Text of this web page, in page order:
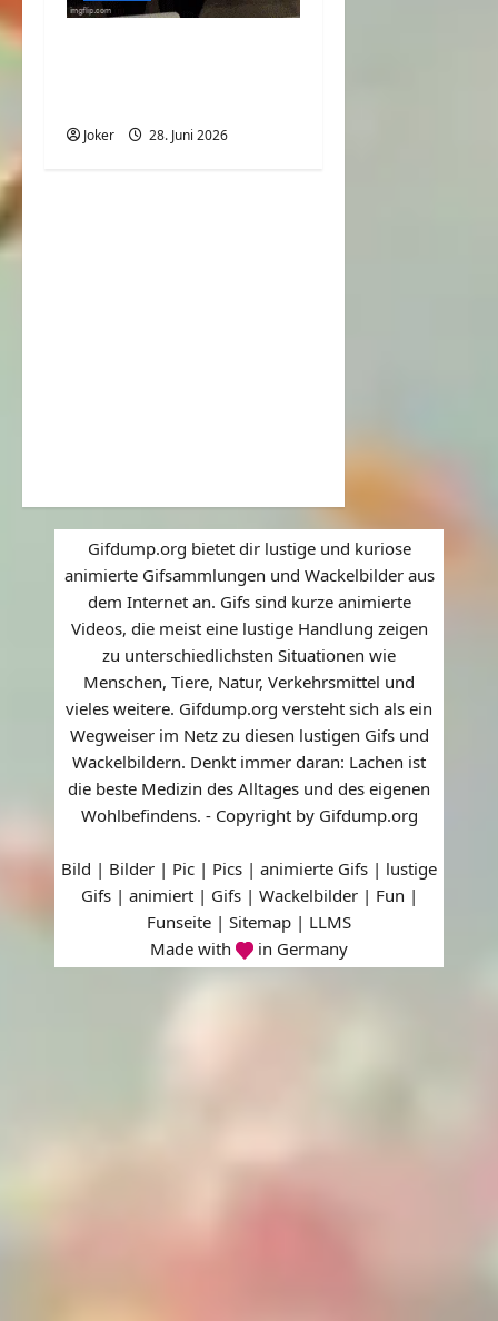
Joker 28. Juni 2026
Gifdump.org bietet dir lustige und kuriose
animierte Gifsammlungen und Wackelbilder aus
dem Internet an. Gifs sind kurze animierte
Videos, die meist eine lustige Handlung zeigen
zu unterschiedlichsten Situationen wie
Menschen, Tiere, Natur, Verkehrsmittel und
vieles weitere. Gifdump.org versteht sich als ein
Wegweiser im Netz zu diesen lustigen Gifs und
Wackelbildern. Denkt immer daran: Lachen ist
die beste Medizin des Alltages und des eigenen
Wohlbefindens. - Copyright by Gifdump.org
Bild | Bilder | Pic | Pics | animierte Gifs | lustige
Gifs | animiert | Gifs | Wackelbilder | Fun |
Funseite | Sitemap | LLMS
Made with
in Germany